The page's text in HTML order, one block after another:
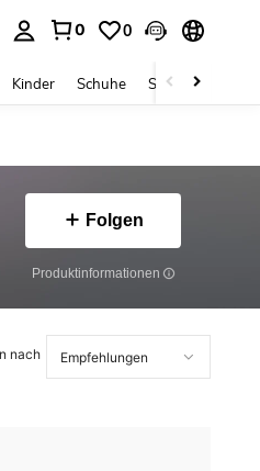
0 0
Kinder Schuhe Schmuck &
Folgen
Produktinformationen
nach